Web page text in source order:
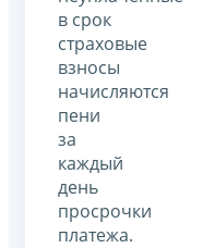
в срок
страховые
взносы
начисляются
пени
за
каждый
день
просрочки
платежа.